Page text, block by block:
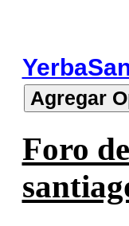
Foro